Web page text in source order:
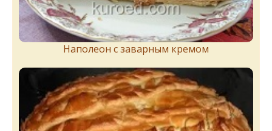
Наполеон с заварным кремом